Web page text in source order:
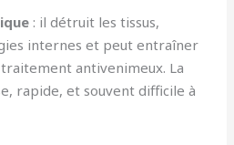
: il détruit les tissus,
internes et peut entraîner
antivenimeux. La
rapide, et souvent difficile à